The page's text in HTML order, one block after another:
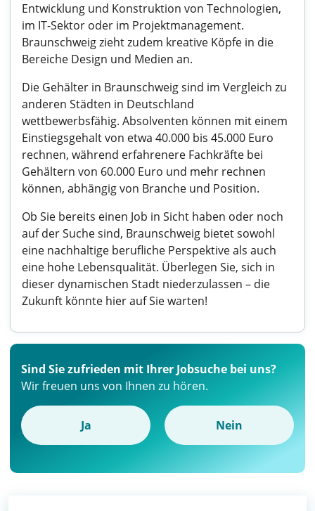
Entwicklung und Konstruktion von Technologien,
im IT-Sektor oder im Projektmanagement.
Braunschweig zieht zudem kreative Köpfe in die
Bereiche Design und Medien an.
Die Gehälter in Braunschweig sind im Vergleich zu
anderen Städten in Deutschland
wettbewerbsfähig. Absolventen können mit einem
Einstiegsgehalt von etwa 40.000 bis 45.000 Euro
rechnen, während erfahrenere Fachkräfte bei
Gehältern von 60.000 Euro und mehr rechnen
können, abhängig von Branche und Position.
Ob Sie bereits einen Job in Sicht haben oder noch
auf der Suche sind, Braunschweig bietet sowohl
eine nachhaltige berufliche Perspektive als auch
eine hohe Lebensqualität. Überlegen Sie, sich in
dieser dynamischen Stadt niederzulassen – die
Zukunft könnte hier auf Sie warten!
Sind Sie zufrieden mit Ihrer Jobsuche bei uns?
Wir freuen uns von Ihnen zu hören.
Ja Nein